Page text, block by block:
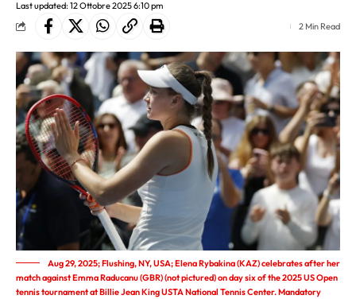
Last updated: 12 Ottobre 2025 6:10 pm
2 Min Read
Aug 29, 2025; Flushing, NY, USA; Elena Rybakina (KAZ) celebrates after her
match against Emma Raducanu (GBR) (not pictured) on day six of the 2025 US Open
tennis tournament at Billie Jean King USTA National Tennis Center. Mandatory